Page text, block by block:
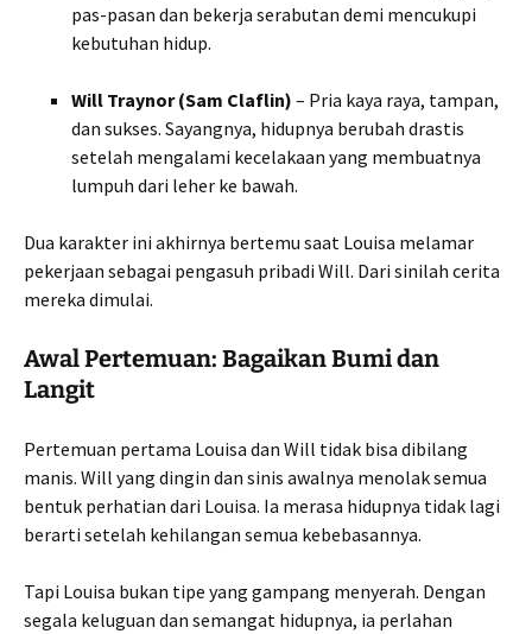
pas-pasan dan bekerja serabutan demi mencukupi
kebutuhan hidup.
Will Traynor (Sam Claflin) – Pria kaya raya, tampan,
dan sukses. Sayangnya, hidupnya berubah drastis
setelah mengalami kecelakaan yang membuatnya
lumpuh dari leher ke bawah.
Dua karakter ini akhirnya bertemu saat Louisa melamar
pekerjaan sebagai pengasuh pribadi Will. Dari sinilah cerita
mereka dimulai.
Awal Pertemuan: Bagaikan Bumi dan
Langit
Pertemuan pertama Louisa dan Will tidak bisa dibilang
manis. Will yang dingin dan sinis awalnya menolak semua
bentuk perhatian dari Louisa. Ia merasa hidupnya tidak lagi
berarti setelah kehilangan semua kebebasannya.
Tapi Louisa bukan tipe yang gampang menyerah. Dengan
segala keluguan dan semangat hidupnya, ia perlahan